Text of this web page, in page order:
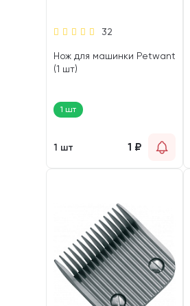
32
Нож для машинки Petwant
(1 шт)
1 шт
1 шт 1 ₽